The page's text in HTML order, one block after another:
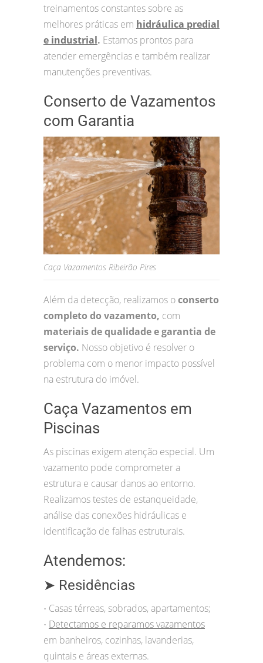
treinamentos constantes sobre as
melhores práticas em hidráulica predial
e industrial. Estamos prontos para
atender emergências e também realizar
manutenções preventivas.
Conserto de Vazamentos
com Garantia
Caça Vazamentos Ribeirão Pires
Além da detecção, realizamos oconserto
completo do vazamento, com
materiais de qualidade e garantia de
serviço. Nosso objetivo é resolver o
problema com o menor impacto possível
na estrutura do imóvel.
Caça Vazamentos em
Piscinas
As piscinas exigem atenção especial. Um
vazamento pode comprometer a
estrutura e causar danos ao entorno.
Realizamos testes de estanqueidade,
análise das conexões hidráulicas e
identificação de falhas estruturais.
Atendemos:
➤ Residências
• Casas térreas, sobrados, apartamentos;
• Detectamos e reparamos vazamentos
em banheiros, cozinhas, lavanderias,
quintais e áreas externas.